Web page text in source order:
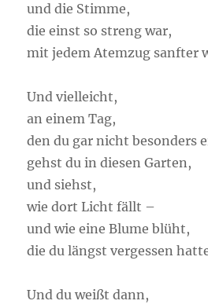
und die Stimme,
die einst so streng war,
mit jedem Atemzug sanfter
Und vielleicht,
an einem Tag,
den du gar nicht besonders
gehst du in diesen Garten,
und siehst,
wie dort Licht fällt –
und wie eine Blume blüht,
die du längst vergessen
Und du weißt dann,